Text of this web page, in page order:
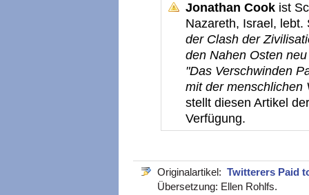
Jonathan Cook ist
Nazareth, Israel,
der Clash der
den Nahen Osten
"Das Verschwinden
mit der menschlichen
stellt diesen Artikel
Verfügung.
Originalartikel: Twitterers Paid
Übersetzung: Ellen Rohlfs.